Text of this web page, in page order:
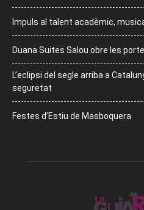
Impuls al talent acadèmic,
Duana Suites Salou obre les
L’eclipsi del segle arriba a
seguretat
Festes d’Estiu de Masboquera